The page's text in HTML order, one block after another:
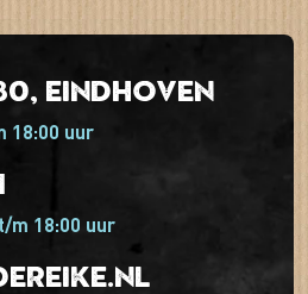
Eindhoven
18:00 uur
m 18:00 uur